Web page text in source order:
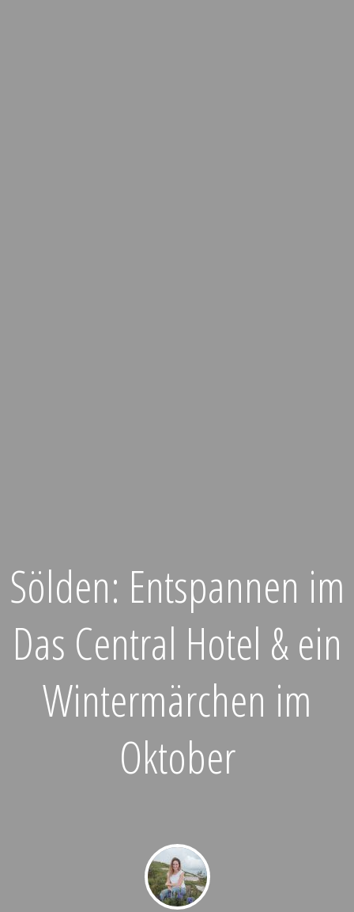
Sölden: Entspannen im
Das Central Hotel & ein
Wintermärchen im
Oktober